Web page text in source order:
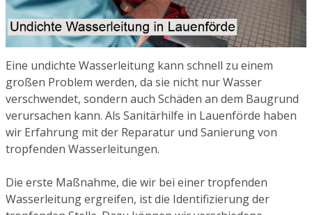
Eine undichte Wasserleitung kann schnell zu einem
großen Problem werden, da sie nicht nur Wasser
verschwendet, sondern auch Schäden an dem Baugrund
verursachen kann. Als Sanitärhilfe in Lauenförde haben
wir Erfahrung mit der Reparatur und Sanierung von
tropfenden Wasserleitungen.
Die erste Maßnahme, die wir bei einer tropfenden
Wasserleitung ergreifen, ist die Identifizierung der